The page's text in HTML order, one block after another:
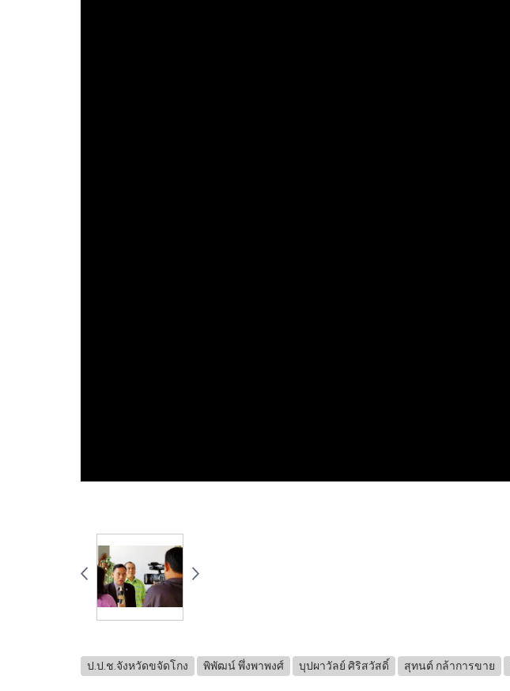
ป.ป.ช.จังหวัดขจัดโกง พิพัฒน์ พึ่งพาพงศ์ บุปผาวัลย์ ศิริสวัสดิ์ สุทนต์ กล้าการขาย